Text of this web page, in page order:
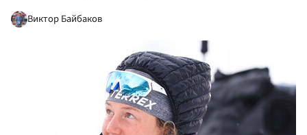
Виктор Байбаков